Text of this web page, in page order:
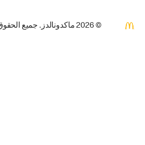
© 2026 ماكدونالدز. جميع الحقوق محفوظة.